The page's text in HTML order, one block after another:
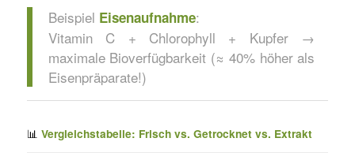
Beispiel Eisenaufnahme:
Vitamin C + Chlorophyll + Kupfer →
maximale Bioverfügbarkeit (≈ 40% höher als
Eisenpräparate!)
📊 Vergleichstabelle: Frisch vs. Getrocknet vs. Extrakt